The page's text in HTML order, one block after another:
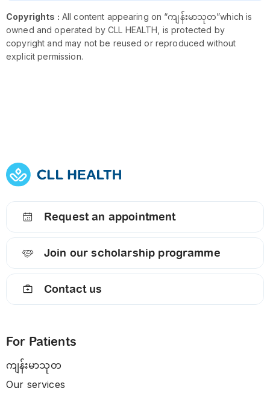
Copyrights : All content appearing on “ကျန်းမာသုတ”which is
owned and operated by CLL HEALTH, is protected by
copyright and may not be reused or reproduced without
explicit permission.
Request an appointment
Join our scholarship programme
Contact us
For Patients
ကျန်းမာသုတ
Our services